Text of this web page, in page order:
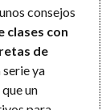
consejos
clases con
de
serie ya
un